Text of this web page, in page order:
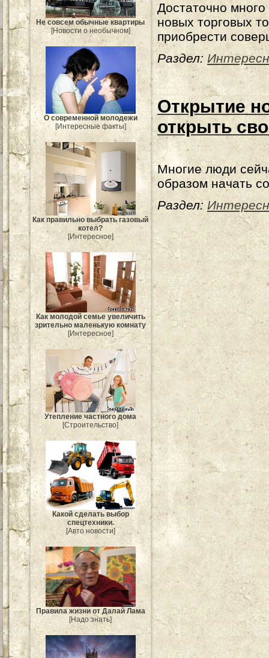
Не совсем обычные квартиры
[Новости о необычном]
О современной молодежи
[Интересные факты]
Как правильно выбрать газовый
котел?
[Интересное]
Как молодой семье увеличить
зрительно маленькую комнату
[Интересное]
Утепление частного дома
[Строительство]
Какой сделать выбор
спецтехники.
[Авто новости]
Правила жизни от Далай Лама
[Надо знать]
Достаточно
новых торговых
приобрести
Раздел:
Открытие
открыть
Многие люди
образом начать
Раздел: